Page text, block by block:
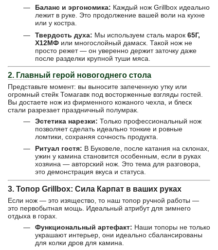
Баланс и эргономика: Каждый нож Grillbox идеально
лежит в руке. Это продолжение вашей воли на кухне
или у костра.
Твердость духа: Мы используем сталь марок 65Г,
Х12МФ или многослойный дамаск. Такой нож не
просто режет — он уверенно держит заточку даже
после разделки крупной туши мяса.
2. Главный герой новогоднего стола
Представьте момент: вы выносите запеченную утку или
огромный стейк Томагавк под восторженные взгляды гостей.
Вы достаете нож из фирменного кожаного чехла, и блеск
стали разрезает праздничный полумрак.
Эстетика нарезки: Только профессиональный нож
позволяет сделать идеально тонкие и ровные
ломтики, сохраняя сочность продукта.
Ритуал гостя: В Буковеле, после катания на склонах,
ужин у камина становится особенным, если в руках
хозяина — авторский нож. Это тема для разговора,
это демонстрация вкуса и статуса.
3. Топор Grillbox: Сила Карпат в ваших руках
Если нож — это изящество, то наш топор ручной работы —
это первобытная мощь. Идеальный атрибут для зимнего
отдыха в горах.
Функциональный артефакт: Наши топоры не только
украшают интерьер, они идеально сбалансированы
для колки дров для камина.